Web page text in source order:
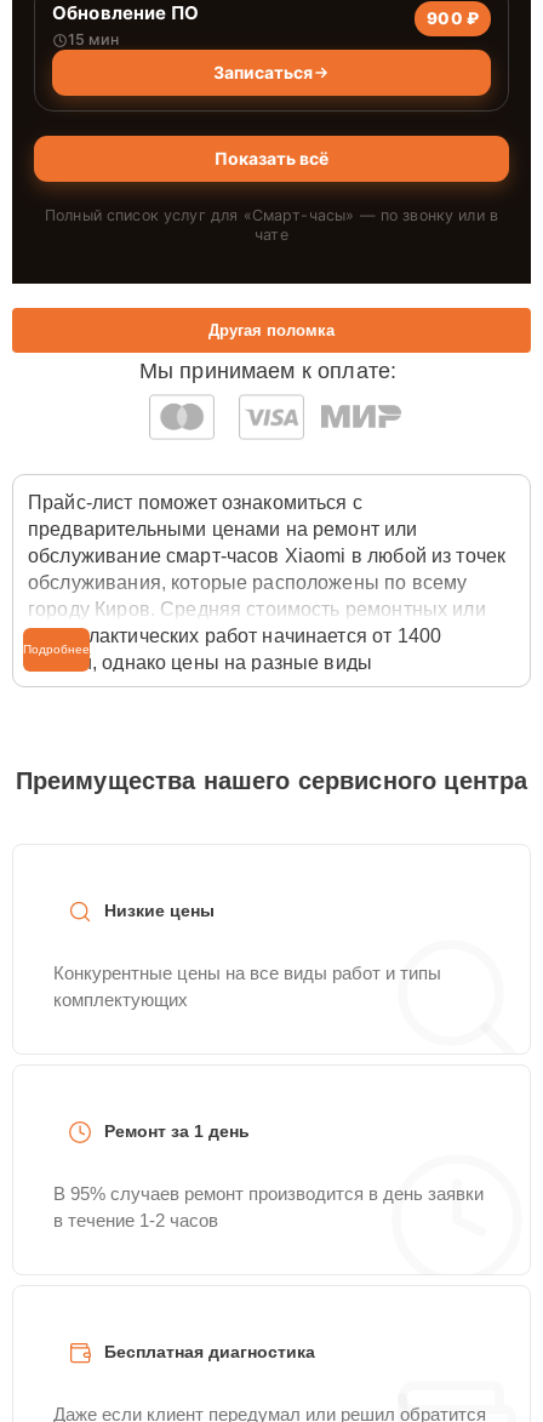
Обновление ПО
15 мин
900 ₽
Записаться
Показать всё
Полный список услуг для «Смарт-часы» — по звонку или в
чате
Мы принимаем к оплате:
Другая поломка
Прайс-лист поможет ознакомиться с
предварительными ценами на ремонт или
обслуживание смарт-часов Xiaomi в любой из точек
обслуживания, которые расположены по всему
городу Киров. Средняя стоимость ремонтных или
профилактических работ начинается от 1400
рублей, однако цены на разные виды
комплектующих могут различаться. Полную
службы заботы о клиентах. Для расчета итоговой
стоимости ремонта смарт-часов достаточно
Подробнее
Преимущества нашего сервисного центра
Низкие цены
Конкурентные цены на все виды работ и типы
комплектующих
Ремонт за 1 день
В 95% случаев ремонт производится в день заявки
в течение 1-2 часов
Бесплатная диагностика
Даже если клиент передумал или решил обратится